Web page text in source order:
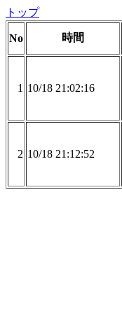
トップ
No 時間
1 10/18 21:02:16
2 10/18 21:12:52